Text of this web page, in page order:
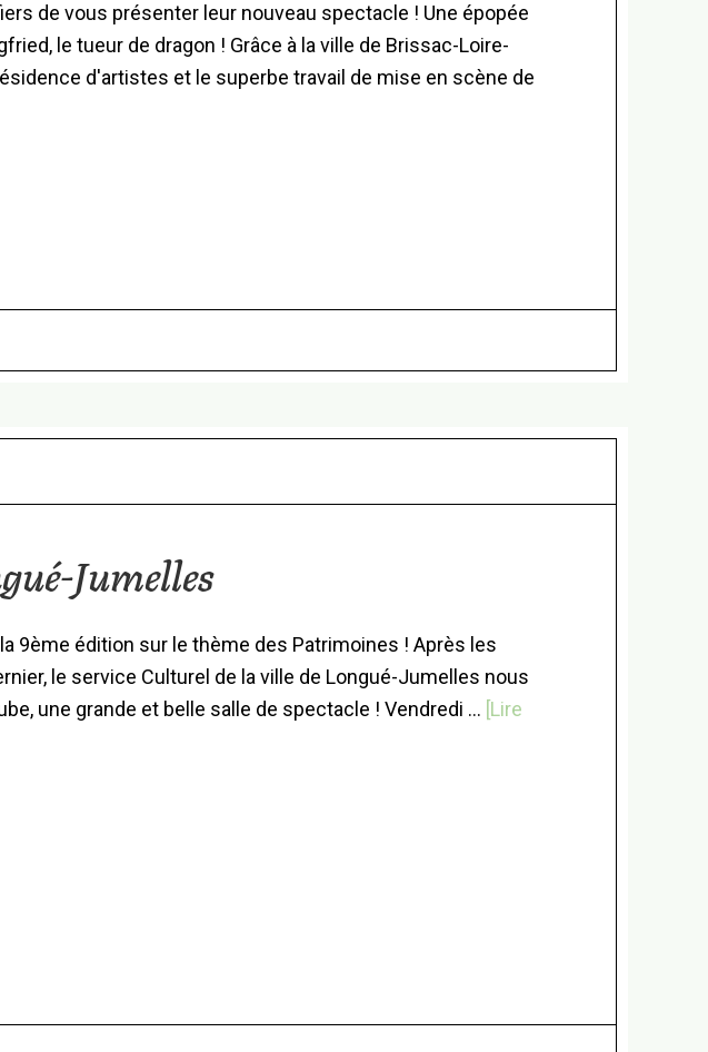
de vous présenter leur nouveau spectacle ! Une épopée
le tueur de dragon ! Grâce à la ville de Brissac-Loire-
d'artistes et le superbe travail de mise en scène de
Jumelles
9ème édition sur le thème des Patrimoines ! Après les
le service Culturel de la ville de Longué-Jumelles nous
une grande et belle salle de spectacle ! Vendredi … [Lire